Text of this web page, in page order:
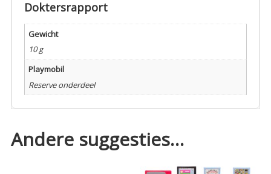
Doktersrapport
Gewicht
10 g
Playmobil
Reserve onderdeel
Andere suggesties…